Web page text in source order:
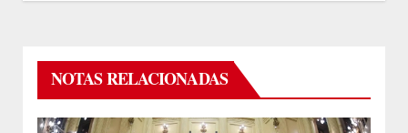
NOTAS RELACIONADAS